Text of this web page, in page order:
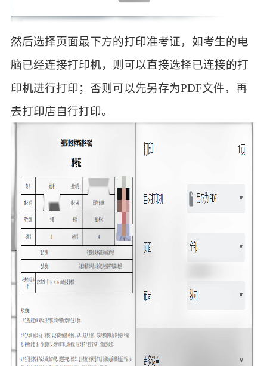
然后选择页面最下方的打印准考证，如考生的电
脑已经连接打印机，则可以直接选择已连接的打
印机进行打印；否则可以先另存为PDF文件，再
去打印店自行打印。